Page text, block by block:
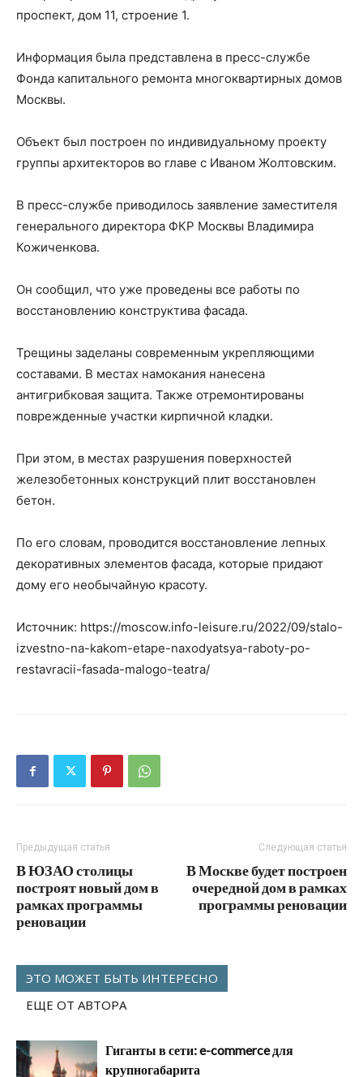
проспект, дом 11, строение 1.
Информация была представлена в пресс-службе
Фонда капитального ремонта многоквартирных домов
Москвы.
Объект был построен по индивидуальному проекту
группы архитекторов во главе с Иваном Жолтовским.
В пресс-службе приводилось заявление заместителя
генерального директора ФКР Москвы Владимира
Кожиченкова.
Он сообщил, что уже проведены все работы по
восстановлению конструктива фасада.
Трещины заделаны современным укрепляющими
составами. В местах намокания нанесена
антигрибковая защита. Также отремонтированы
поврежденные участки кирпичной кладки.
При этом, в местах разрушения поверхностей
железобетонных конструкций плит восстановлен
бетон.
По его словам, проводится восстановление лепных
декоративных элементов фасада, которые придают
дому его необычайную красоту.
Источник: https://moscow.info-leisure.ru/2022/09/stalo-
izvestno-na-kakom-etape-naxodyatsya-raboty-po-
restavracii-fasada-malogo-teatra/
Предыдущая статья
В ЮЗАО столицы
построят новый дом в
рамках программы
реновации
Следующая статья
В Москве будет построен
очередной дом в рамках
программы реновации
ЭТО МОЖЕТ БЫТЬ ИНТЕРЕСНО
ЕЩЕ ОТ АВТОРА
Гиганты в сети: e-commerce для
крупногабарита